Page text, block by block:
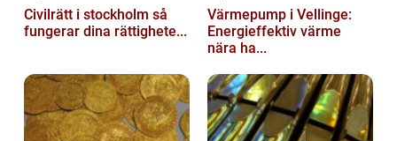
Civilrätt i stockholm så
fungerar dina rättighete...
Värmepump i Vellinge:
Energieffektiv värme
nära ha...